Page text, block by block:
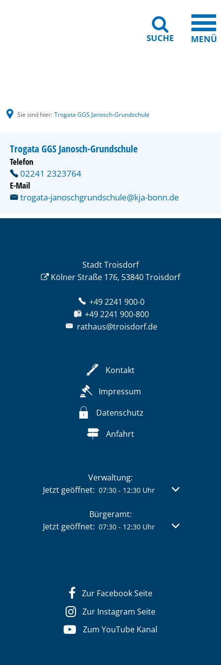
SUCHE MENÜ
Sie sind hier: Trogata GGS Janosch-Grundschule
Trogata GGS Janosch-Grundschule
Telefon
02241 2323764
E-Mail
trogata-janoschgrundschule@kja-bonn.de
Stadt Troisdorf
Kölner Straße 176, 53840 Troisdorf
+49 2241 900-0
+49 2241 900-800
rathaus@troisdorf.de
Kontakt
Impressum
Datenschutz
Anfahrt
Verwaltung:
Klicken, um weitere Öffnungs- oder
Jetzt geöffnet: 07:30- 12:30Uhr Von 07:30
Bürgeramt:
Klicken, um weitere Öffnungs- oder
Jetzt geöffnet: 07:30- 12:30Uhr Von 07:30
Zur Facebook Seite
Zur Instagram Seite
Zum YouTube Kanal